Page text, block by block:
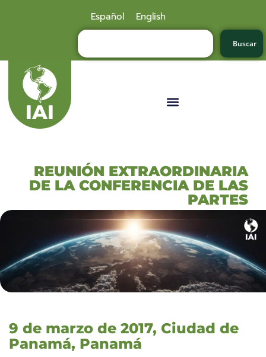
Español English
Buscar
REUNIÓN EXTRAORDINARIA
DE LA CONFERENCIA DE LAS
PARTES
9 de marzo de 2017, Ciudad de
Panamá, Panamá